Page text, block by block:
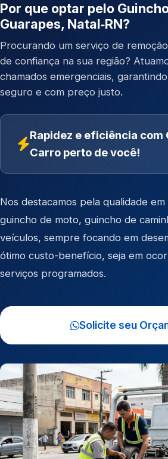
Por que optar pelo
Guarapes, Natal‑RN?
Procurando um serviço de
de confiança na sua região?
chamados emergenciais,
seguro e com preço justo.
Rapidez e eficiência com
Carro perto de você!
Nos destacamos pela qualidade em
guincho de moto, guincho de
veículos, sempre focando em
ótimo custo-benefício, seja em
serviços programados.
Solicite seu